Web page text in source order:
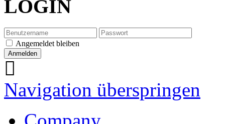
LOGIN
Angemeldet bleiben
Navigation überspringen